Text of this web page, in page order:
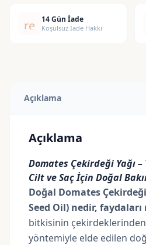
adetreplay14 Gün İade
Koşulsuz İade Hakkı
Açıklama
Açıklama
Domates Çekirdeği Yağı
Cilt ve Saç İçin Doğal
Doğal Domates
Seed Oil) nedir,
bitkisinin çekirdeklerinden
yöntemiyle elde edilen